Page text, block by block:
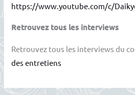
https://www.youtube.com/c/
Retrouvez tous les interviews
Retrouvez tous les interviews du
des entretiens